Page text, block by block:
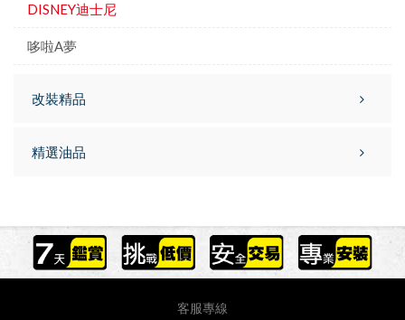
DISNEY迪士尼
哆啦A夢
改裝精品
精選油品
客服專線